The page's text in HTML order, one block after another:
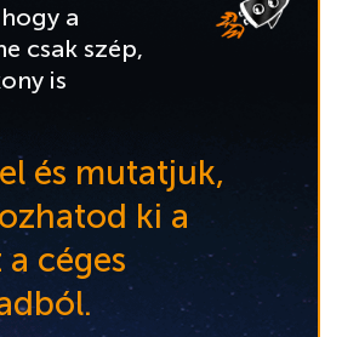
a
csak szép,
is
és mutatjuk,
ki a
céges